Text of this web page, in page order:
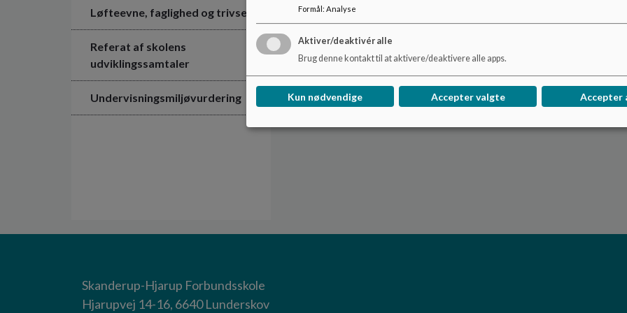
Løfteevne, faglighed og trivsel
Referat af skolens
udviklingssamtaler
Undervisningsmiljøvurdering
Skanderup-Hjarup Forbundsskole
Hjarupvej 14-16, 6640 Lunderskov
Formål : Analyse
Aktiver/deaktivér alle
Brug denne kontakt til at aktivere/deaktivere alle apps.
Kun nødvendige Accepter valgte Accepter